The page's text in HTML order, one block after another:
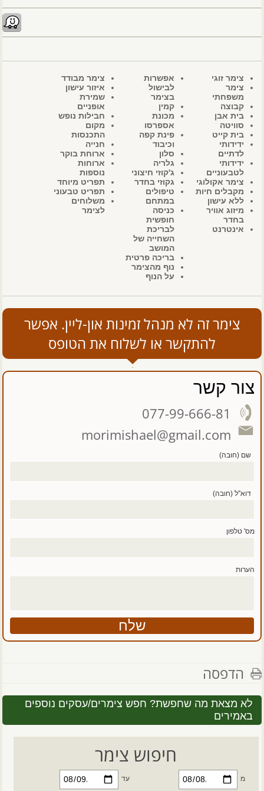
צימר זוגי
צימר
משפחתי
קבוצה
בית אבן
סוויטה
בית קייט
ידידותי
לדתיים
ידידותי
לטבעוניים
צימר אקולוגי
מקבלים חיות
ללא עישון
מיזוג אוויר
בחדר
אינטרנט
אפשרות
לבישול
בצימר
קמין
מכונת
אספרסו
פינת קפה
וכיבוד
סלון
גלריה
ג'קוזי חיצוני
גקוזי בחדר
טיפולים
במתחם
כניסה
חופשית
לבריכת
השחייה של
המושב
בריכה פרטית
נוף מהצימר
על הנוף
צימר מבודד
איזור עישון
שמירת
אופניים
חבילות נופש
מקום
התכנסות
חנייה
ארוחת בוקר
ארוחות
נוספות
תפריט מיוחד
תפריט טבעוני
משלוחים
לצימר
צימר זה לא מנהל זמינות און-ליין. אפשר
להתקשר או לשלוח את הטופס
צור קשר
077-99-666-81
morimishael@gmail.com
שם (חובה)
דוא''ל (חובה)
מס' טלפון
הערות
הדפסה
לא מצאת מה שחפשת? חפש צימרים/עסקים נוספים
באמירים
חיפוש צימר
מ עד